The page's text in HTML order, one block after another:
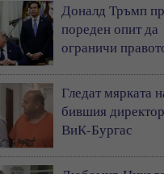
Доналд Тръмп
пореден опит да
ограничи
рождение
Гледат мярката
бившия
ВиК-Бургас